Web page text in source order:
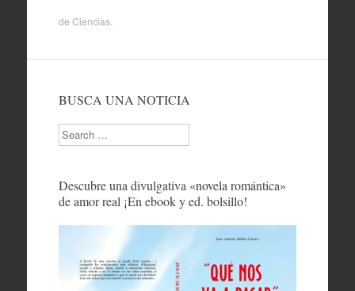
de Ciencias.
BUSCA UNA NOTICIA
Search
Descubre una divulgativa «novela romántica»
de amor real ¡En ebook y ed. bolsillo!